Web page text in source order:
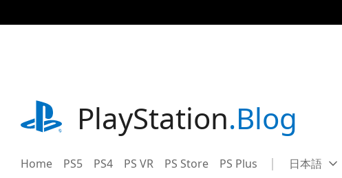
事
playstation.comPlayStation.Blog
Home PS5 PS4 PS VR PS Store PS Plus Select
Current
日本語